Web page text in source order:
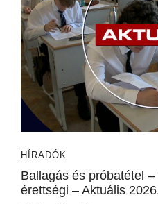
HÍRADÓK
Ballagás és próbatétel
érettségi – Aktuális